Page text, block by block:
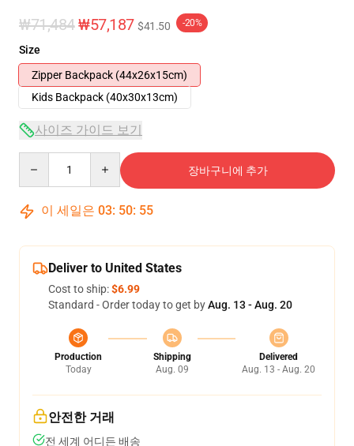
₩71,484₩57,187 $41.50 -20%
Size
Zipper Backpack (44x26x15cm)
Kids Backpack (40x30x13cm)
사이즈 가이드 보기
장바구니에 추가
이 세일은 03: 50: 54
Deliver to United States
Cost to ship:$6.99
Standard - Order today to get byAug. 13 - Aug. 20
Production
Today
Shipping
Aug. 09
Delivered
Aug. 13 - Aug. 20
안전한 거래
전 세계 어디든 배송